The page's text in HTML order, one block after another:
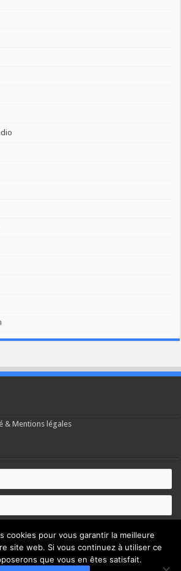
& Mentions légales
souvenir de moi
cookies pour vous garantir la meilleure
site web. Si vous continuez à utiliser ce
que vous en êtes satisfait.